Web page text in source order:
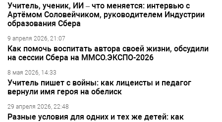
Учитель, ученик, ИИ – что меняется: интервью с
Артёмом Соловейчиком, руководителем Индустрии
образования Сбера
9 апреля 2026, 21:07
Как помочь воспитать автора своей жизни, обсудили
на сессии Сбера на ММСО.ЭКСПО-2026
8 мая 2026, 14:33
Учитель пишет с войны: как лицеисты и педагог
вернули имя героя на обелиск
29 апреля 2026, 22:48
Разные условия для одних и тех же детей: как